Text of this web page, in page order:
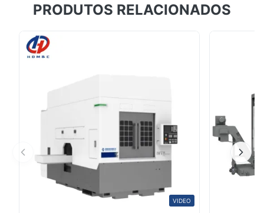
de cabeça giratória X8132 Tabela de elevação
universal X8132adequado para a produção em massa
de peças em instalações de fabrico de instrumentos,
PRODUTOS RELACIONADOS
VIDEO